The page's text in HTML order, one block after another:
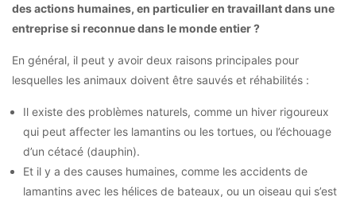
des actions humaines, en particulier en travaillant dans une
entreprise si reconnue dans le monde entier ?
En général, il peut y avoir deux raisons principales pour
lesquelles les animaux doivent être sauvés et réhabilités :
Il existe des problèmes naturels, comme un hiver rigoureux
qui peut affecter les lamantins ou les tortues, ou l’échouage
d’un cétacé (dauphin).
Et il y a des causes humaines, comme les accidents de
lamantins avec les hélices de bateaux, ou un oiseau qui s’est